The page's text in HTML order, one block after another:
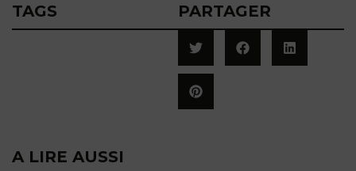
TAGS PARTAGER
A LIRE AUSSI